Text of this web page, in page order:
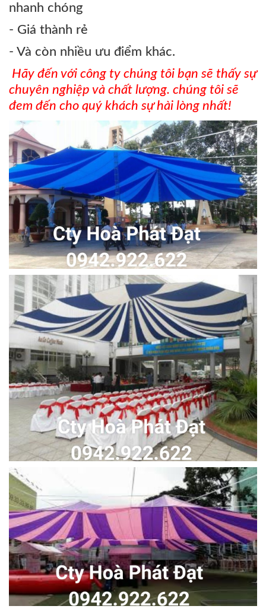
nhanh chóng
- Giá thành rẻ
- Và còn nhiều ưu điểm khác.
Hãy đến với công ty chúng tôi bạn sẽ thấy sự
chuyên nghiệp và chất lượng. chúng tôi sẽ
đem đến cho quý khách sự hài lòng nhất!